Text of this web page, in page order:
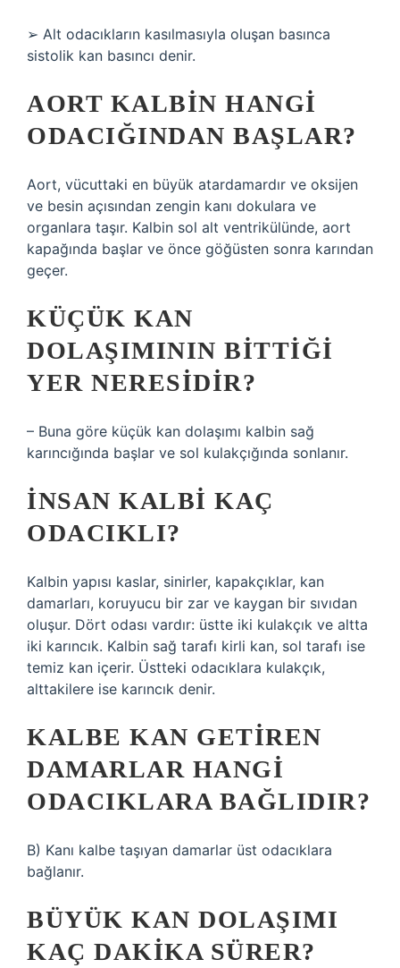
➢ Alt odacıkların kasılmasıyla oluşan basınca
sistolik kan basıncı denir.
AORT KALBIN HANGI
ODACIĞINDAN BAŞLAR?
Aort, vücuttaki en büyük atardamardır ve oksijen
ve besin açısından zengin kanı dokulara ve
organlara taşır. Kalbin sol alt ventrikülünde, aort
kapağında başlar ve önce göğüsten sonra karından
geçer.
KÜÇÜK KAN
DOLAŞIMININ BITTIĞI
YER NERESIDIR?
– Buna göre küçük kan dolaşımı kalbin sağ
karıncığında başlar ve sol kulakçığında sonlanır.
İNSAN KALBI KAÇ
ODACIKLI?
Kalbin yapısı kaslar, sinirler, kapakçıklar, kan
damarları, koruyucu bir zar ve kaygan bir sıvıdan
oluşur. Dört odası vardır: üstte iki kulakçık ve altta
iki karıncık. Kalbin sağ tarafı kirli kan, sol tarafı ise
temiz kan içerir. Üstteki odacıklara kulakçık,
alttakilere ise karıncık denir.
KALBE KAN GETIREN
DAMARLAR HANGI
ODACIKLARA BAĞLIDIR?
B) Kanı kalbe taşıyan damarlar üst odacıklara
bağlanır.
BÜYÜK KAN DOLAŞIMI
KAÇ DAKIKA SÜRER?